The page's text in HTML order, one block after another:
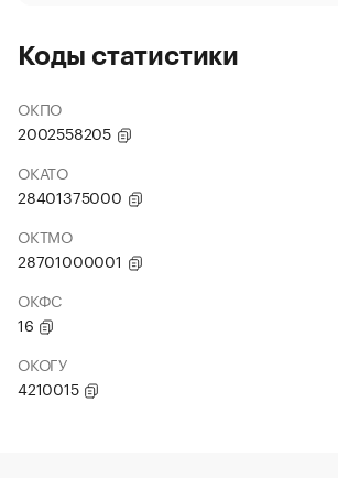
Коды статистики
ОКПО
2002558205
ОКАТО
28401375000
ОКТМО
28701000001
ОКФС
16
ОКОГУ
4210015